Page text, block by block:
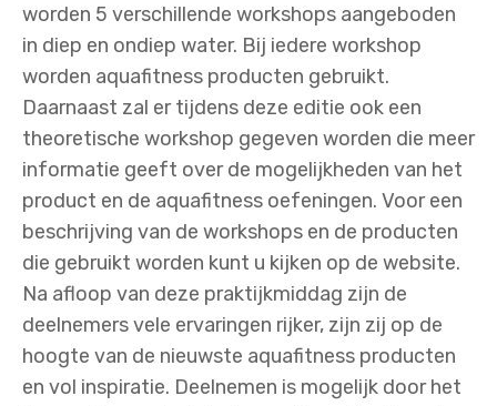
worden 5 verschillende workshops aangeboden
in diep en ondiep water. Bij iedere workshop
worden aquafitness producten gebruikt.
Daarnaast zal er tijdens deze editie ook een
theoretische workshop gegeven worden die meer
informatie geeft over de mogelijkheden van het
product en de aquafitness oefeningen. Voor een
beschrijving van de workshops en de producten
die gebruikt worden kunt u kijken op de website.
Na afloop van deze praktijkmiddag zijn de
deelnemers vele ervaringen rijker, zijn zij op de
hoogte van de nieuwste aquafitness producten
en vol inspiratie. Deelnemen is mogelijk door het